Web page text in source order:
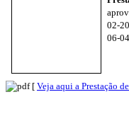
02-
06-
[ Veja aqui a Prestação